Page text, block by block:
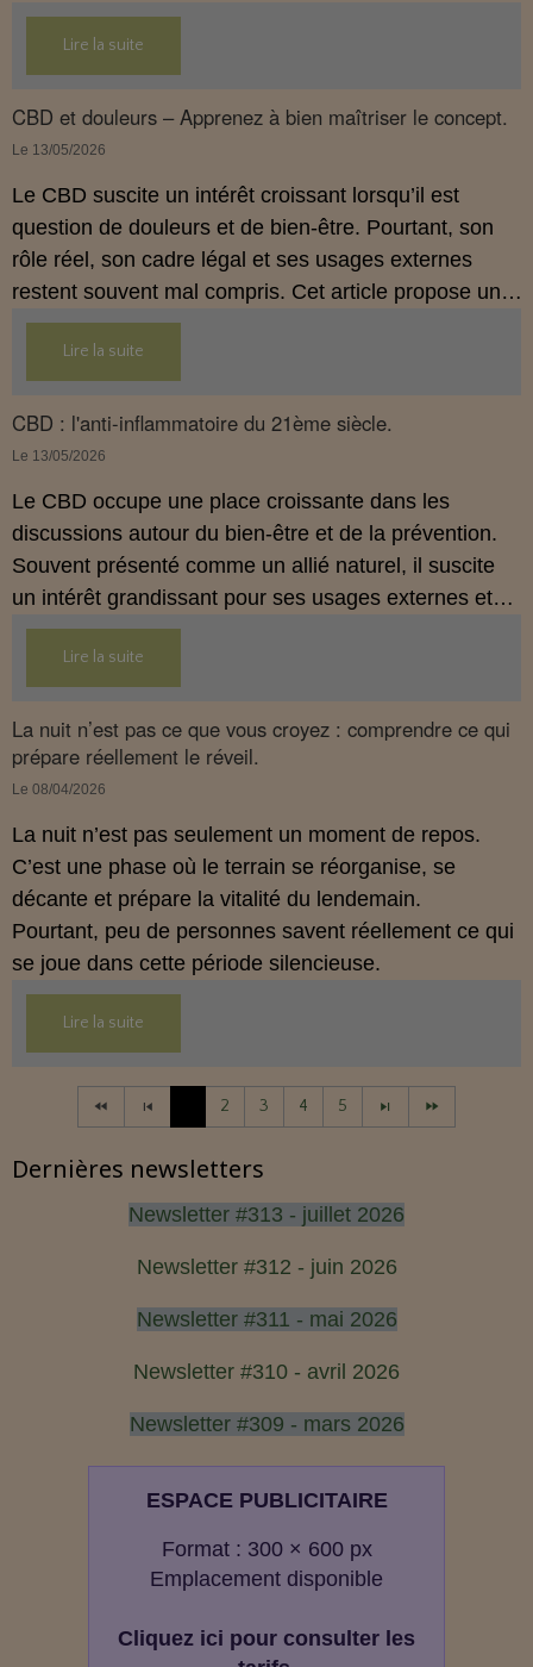
légal français impose des règles strictes : seuls les
usages externes du CBD sont autorisés. Cet article
propose une mise au point claire et accessible pour
comprendre comment le CBD s’inscrit dans une
démarche de prévention, sans ingestion et sans
Lire la suite
CBD et douleurs – Apprenez à bien maîtriser le concept.
Le 13/05/2026
Le CBD suscite un intérêt croissant lorsqu’il est
question de douleurs et de bien‑être. Pourtant, son
rôle réel, son cadre légal et ses usages externes
restent souvent mal compris. Cet article propose une
mise au point claire, moderne et conforme à la
réglementation française de 2026, afin de mieux
comprendre comment le CBD s’intègre dans une
approche globale de prévention.
Lire la suite
CBD : l'anti-inflammatoire du 21ème siècle.
Le 13/05/2026
Le CBD occupe une place croissante dans les
discussions autour du bien‑être et de la prévention.
Souvent présenté comme un allié naturel, il suscite
un intérêt grandissant pour ses usages externes et
son interaction avec le système endocannabinoïde.
Cet article propose une mise au point claire, moderne
et conforme à la réglementation française de 2026.
Lire la suite
La nuit n’est pas ce que vous croyez : comprendre ce qui
prépare réellement le réveil.
Le 08/04/2026
La nuit n’est pas seulement un moment de repos.
C’est une phase où le terrain se réorganise, se
décante et prépare la vitalité du lendemain.
Pourtant, peu de personnes savent réellement ce qui
se joue dans cette période silencieuse.
Lire la suite
2 3 4 5
Dernières newsletters
Newsletter #313 - juillet 2026
Newsletter #312 - juin 2026
Newsletter #311 - mai 2026
Newsletter #310 - avril 2026
Newsletter #309 - mars 2026
ESPACE PUBLICITAIRE
Format : 300 × 600 px
Emplacement disponible
Cliquez ici pour consulter les